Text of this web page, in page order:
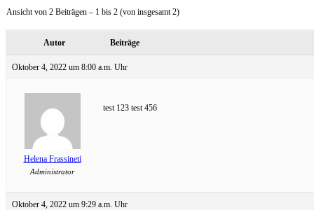
Ansicht von 2 Beiträgen – 1 bis 2 (von insgesamt 2)
Autor Beiträge
Oktober 4, 2022 um 8:00 a.m. Uhr
Helena Frassineti
Administrator
test 123 test 456
Oktober 4, 2022 um 9:29 a.m. Uhr